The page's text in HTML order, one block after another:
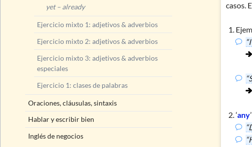
casos.
‘any
yet – already
Ejercicio mixto 1: adjetivos & adverbios
Ejercicio mixto 2: adjetivos & adverbios
Ejercicio mixto 3: adjetivos & adverbios
especiales
Ejercicio 1: clases de palabras
Oraciones, cláusulas, sintaxis
Hablar y escribir bien
Inglés de negocios